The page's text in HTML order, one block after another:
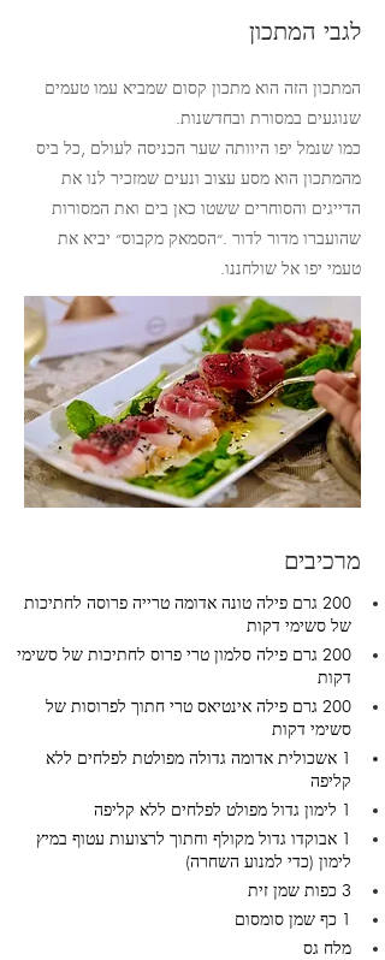
לגבי המתכון
המתכון הזה הוא מתכון קסום שמביא עמו טעמים
שנוגעים במסורת ובחדשנות.
כמו שנמל יפו היוותה שער הכניסה לעולם ,כל ביס
מהמתכון הוא מסע עצוב ונעים שמזכיר לנו את
הדייגים והסוחרים ששטו כאן בים ואת המסורות
שהועברו מדור לדור .״הסמאק מקבוס״ יביא את
טעמי יפו אל שולחננו.
מרכיבים
200 גרם פילה טונה אדומה טרייה פרוסה לחתיכות
של סשימי דקות
200 גרם פילה סלמון טרי פרוס לחתיכות של סשימי
דקות
200 גרם פילה אינטיאס טרי חתוך לפרוסות של
סשימי דקות
1 אשכולית אדומה גדולה מפולטת לפלחים ללא
קליפה
1 לימון גדול מפולט לפלחים ללא קליפה
1 אבוקדו גדול מקולף וחתוך לרצועות עטוף במיץ
לימון (כדי למנוע השחרה)
3 כפות שמן זית
1 כף שמן סומסום
מלח גס